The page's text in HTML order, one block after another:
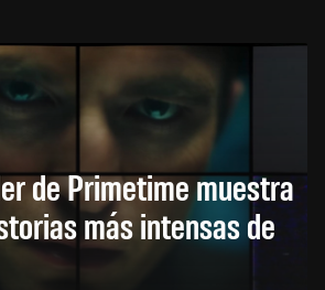
de Primetime muestra
más intensas de